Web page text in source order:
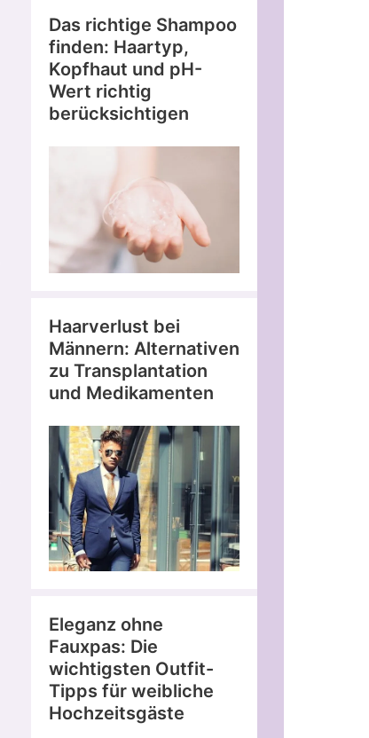
Das richtige Shampoo
finden: Haartyp,
Kopfhaut und pH-
Wert richtig
berücksichtigen
Haarverlust bei
Männern: Alternativen
zu Transplantation
und Medikamenten
Eleganz ohne
Fauxpas: Die
wichtigsten Outfit-
Tipps für weibliche
Hochzeitsgäste